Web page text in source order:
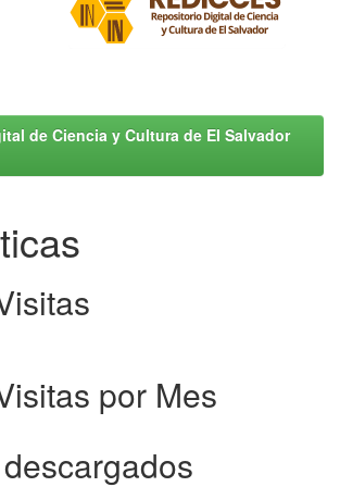
de Ciencia y Cultura de El Salvador
por Mes